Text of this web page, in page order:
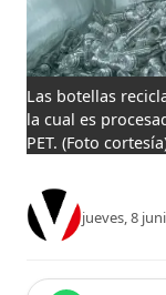
Las botellas
la cual es
PET. (Foto
jueves, 8